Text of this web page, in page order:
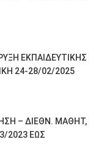
ΕΚΠΑΙΔΕΥΤΙΚΗΣ
24-28/02/2025
– ΔΙΕΘΝ. ΜΑΘΗΤ,
2023 ΕΩΣ